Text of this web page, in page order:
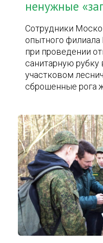
ненужные
Сотрудники
опытного
при проведении
санитарную
участковом
сброшенные рога